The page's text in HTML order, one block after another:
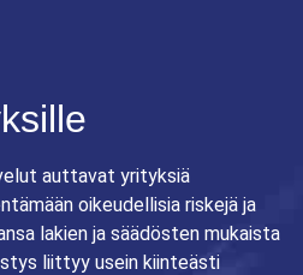
auttavat yrityksiä
oikeudellisia riskejä ja
lakien ja säädösten mukaista
liittyy usein kiinteästi